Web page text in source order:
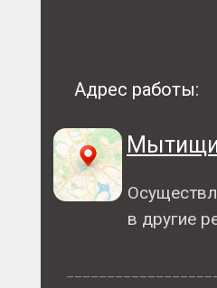
в другие
Адрес работы: